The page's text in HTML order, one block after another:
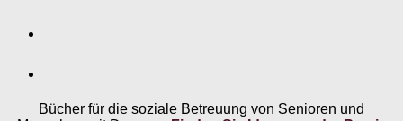
Bücher für die soziale Betreuung von Senioren und